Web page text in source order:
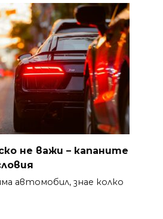
не важи – капаните
автомобил, знае колко